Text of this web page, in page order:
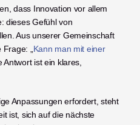
dass Innovation vor allem
dieses Gefühl von
Aus unserer Gemeinschaft
„ Kann man mit einer
Antwort ist ein klares,
Anpassungen erfordert, steht
ist, sich auf die nächste